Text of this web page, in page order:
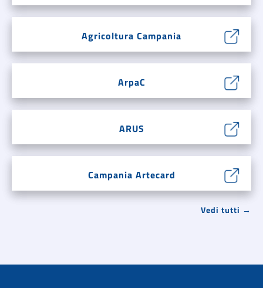
Agricoltura Campania
ArpaC
ARUS
Campania Artecard
Vedi tutti →